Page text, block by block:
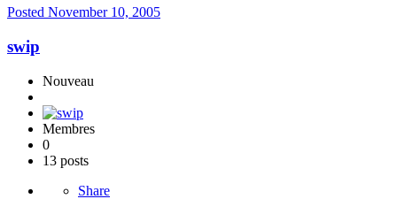
Posted November 10, 2005
swip
Nouveau
Membres
0
13 posts
Share